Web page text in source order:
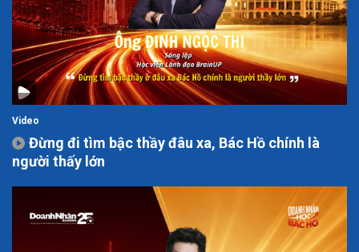
Video
Đừng đi tìm bậc thầy đâu xa, Bác Hồ chính là
người thấy lớn